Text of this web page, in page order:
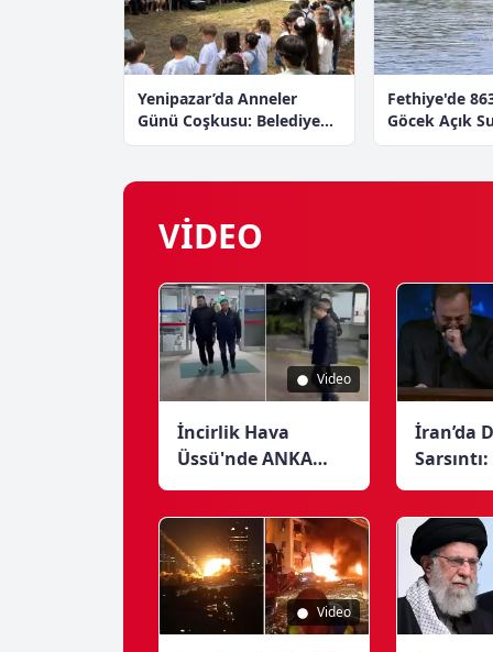
TÜRKIYE’DE
NURSULTAN
Yenipazar’da Anneler
Günü Coşkusu: Belediye
Başkanı Ercan Çocuklarla
Fethiye'de
Göcek Açık
Yarışmasını
VİDEO
Video
İncirlik Hava
Üssü'nde ANKA
Yayıncılığına
Yönelik Gözaltı
Olayı
İran’da
Ali
Ölümü
Video